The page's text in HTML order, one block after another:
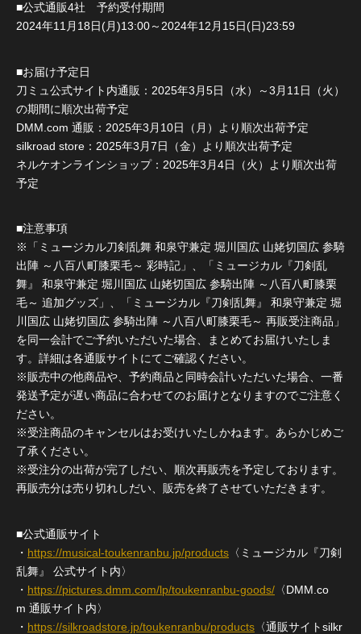
■公式通販4社 予約受付期間
2024年11月18日(月)13:00～2024年12月15日(日)23:59
■お届け予定日
刀ミュ公式サイト内通販：2025年3月5日（水）～3月11日（火）
の期間に順次出荷予定
DMM.com 通販：2025年3月10日（月）より順次出荷予定
silkroad store：2025年3月7日（金）より順次出荷予定
ネルケオンラインショップ：2025年3月4日（火）より順次出荷
予定
■注意事項
※「ミュージカル刀剣乱舞 和泉守兼定 堀川国広 山姥切国広 参騎
出陣 ～八百八町膝栗毛～ 彩時記」、「ミュージカル『刀剣乱
舞』 和泉守兼定 堀川国広 山姥切国広 参騎出陣 ～八百八町膝栗
毛～ 追加グッズ」、「ミュージカル『刀剣乱舞』 和泉守兼定 堀
川国広 山姥切国広 参騎出陣 ～八百八町膝栗毛～ 再販受注商品」
を同一会計でご予約いただいた場合、まとめてお届けいたしま
す。詳細は各通販サイトにてご確認ください。
※販売中の他商品や、予約商品と同時会計いただいた場合、一番
発送予定が遅い商品に合わせてのお届けとなりますのでご注意く
ださい。
※受注商品のキャンセルはお受けいたしかねます。あらかじめご
了承ください。
※受注分の出荷が完了しだい、順次再販売を予定しております。
再販売分は売り切れしだい、販売を終了させていただきます。
■公式通販サイト
・ https://musical-toukenranbu.jp/products 〈ミュージカル『刀剣
乱舞』 公式サイト内〉
・ https://pictures.dmm.com/lp/toukenranbu-goods/ 〈DMM.co
m 通販サイト内〉
・ https://silkroadstore.jp/toukenranbu/products 〈通販サイトsilkr